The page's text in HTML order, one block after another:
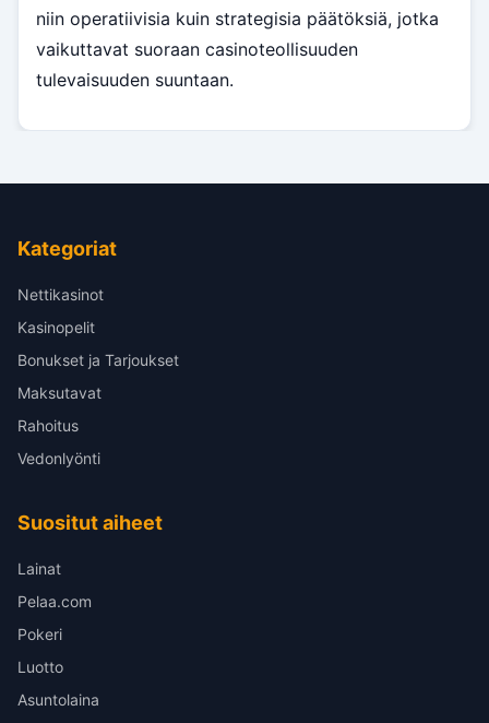
niin operatiivisia kuin strategisia päätöksiä, jotka
vaikuttavat suoraan casinoteollisuuden
tulevaisuuden suuntaan.
Kategoriat
Nettikasinot
Kasinopelit
Bonukset ja Tarjoukset
Maksutavat
Rahoitus
Vedonlyönti
Suositut aiheet
Lainat
Pelaa.com
Pokeri
Luotto
Asuntolaina